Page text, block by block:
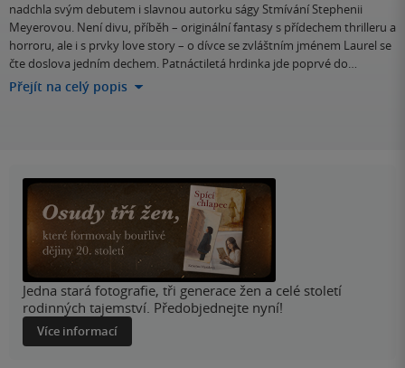
nadchla svým debutem i slavnou autorku ságy Stmívání Stephenii
Meyerovou. Není divu, příběh – originální fantasy s přídechem thrilleru a
horroru, ale i s prvky love story – o dívce se zvláštním jménem Laurel se
čte doslova jedním dechem. Patnáctiletá hrdinka jde poprvé do…
Přejít na celý popis
Jedna stará fotografie, tři generace žen a celé století
rodinných tajemství. Předobjednejte nyní!
Více informací